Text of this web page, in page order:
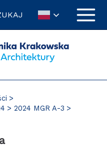
2024 MGR A-3